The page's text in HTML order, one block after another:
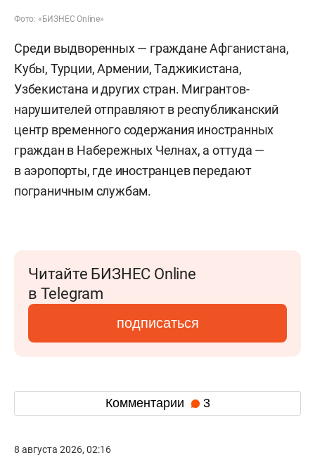
Фото: «БИЗНЕС Online»
Среди выдворенных — граждане Афганистана,
Кубы, Турции, Армении, Таджикистана,
Узбекистана и других стран. Мигрантов-
нарушителей отправляют в республиканский
центр временного содержания иностранных
граждан в Набережных Челнах, а оттуда —
в аэропорты, где иностранцев передают
пограничным службам.
Читайте БИЗНЕС Online
в Telegram
подписаться
Комментарии 3
8 августа 2026, 02:16